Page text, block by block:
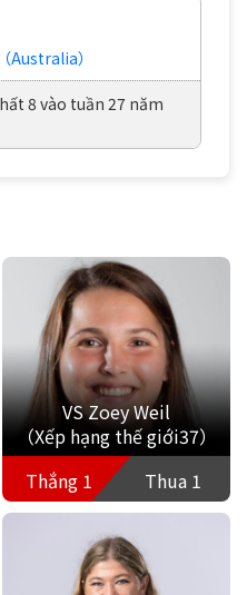
Australia）
8 vào tuần 27 năm
VS Zoey Weil
（Xếp hạng thế giới37）
Thắng 1
Thua 1